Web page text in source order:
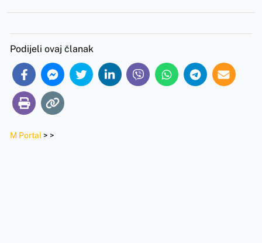
Podijeli ovaj članak
M Portal > >